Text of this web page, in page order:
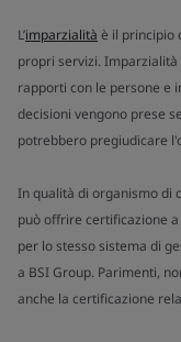
L’imparzialità è il principio
propri servizi.
rapporti con le persone e
decisioni vengono prese
potrebbero pregiudicare
In qualità di organismo di
può offrire certificazione
per lo stesso sistema di
a BSI Group. Parimenti,
anche la certificazione